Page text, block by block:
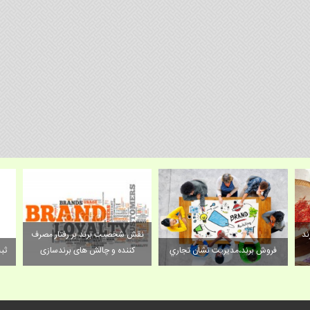
نقش شخصیت برند بر رفتار مصرف
کننده و چالش های برندسازی
فروش برند،مديريت نشان تجاري